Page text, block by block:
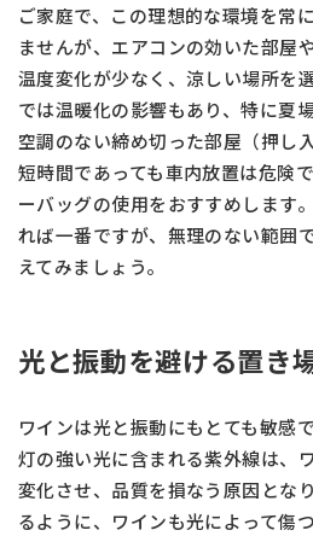
ご家庭で、この理想的な環境を常
ませんが、エアコンの効いた部屋
温度変化が少なく、涼しい場所を
では温暖化の影響もあり、特に夏
空調のない締め切った部屋（押し
短時間であっても車内放置は危険
ーバッグの使用をおすすめします
れば一番ですが、無理のない範囲
えてみましょう。
光と振動を避ける置き
ワインは光と振動にもとても敏感
灯の強い光に含まれる紫外線は、
変化させ、品質を損なう原因とな
るように、ワインも光によって傷